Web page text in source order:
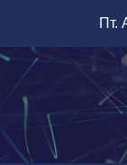
содержимому
Пт.